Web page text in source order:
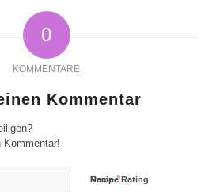
0
KOMMENTARE
Kommentar
Kommentar!
Name*
Recipe Rating